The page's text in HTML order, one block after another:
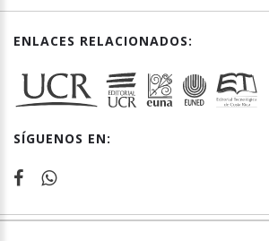
ENLACES RELACIONADOS:
SÍGUENOS EN: